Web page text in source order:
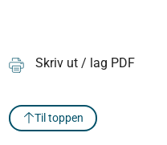
Skriv ut / lag PDF
Til toppen